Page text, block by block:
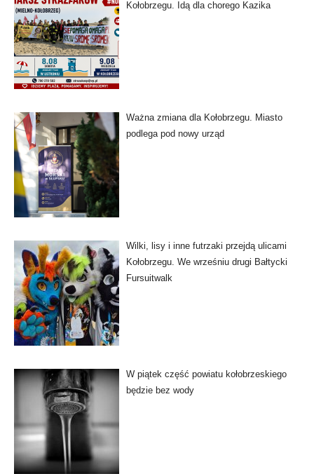
Kołobrzegu. Idą dla chorego Kazika
Ważna zmiana dla Kołobrzegu. Miasto
podlega pod nowy urząd
Wilki, lisy i inne futrzaki przejdą ulicami
Kołobrzegu. We wrześniu drugi Bałtycki
Fursuitwalk
W piątek część powiatu kołobrzeskiego
będzie bez wody